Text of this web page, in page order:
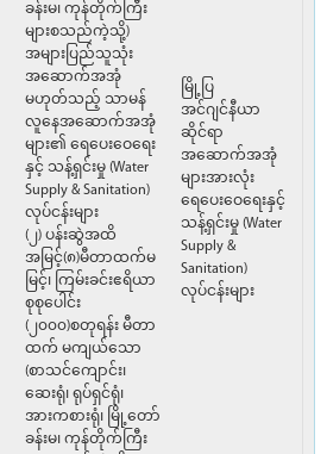
ခန်းမ၊ ကုန်တိုက်ကြီး
များစသည်ကဲ့သို့)
အများပြည်သူသုံး
အဆောက်အအုံ
မဟုတ်သည့် သာမန်
လူနေအဆောက်အအုံ
များ၏ ရေပေးဝေရေး
နှင့် သန့်ရှင်းမှု (Water
Supply & Sanitation)
လုပ်ငန်းများ
(၂) ပန်းဆွဲအထိ
အမြင့်(၈)မီတာထက်မ
မြင့်၊ ကြမ်းခင်းဧရိယာ
စုစုပေါင်း
(၂၀၀၀)စတုရန်း မီတာ
ထက် မကျယ်သော
(စာသင်ကျောင်း၊
ဆေးရုံ၊ ရုပ်ရှင်ရုံ၊
အားကစားရုံ၊ မြို့တော်
ခန်းမ၊ ကုန်တိုက်ကြီး
မြို့ပြ
အင်ဂျင်နီယာ
ဆိုင်ရာ
အဆောက်အအုံ
များအားလုံး
ရေပေးဝေရေးနှင့်
သန့်ရှင်းမှု (Water
Supply &
Sanitation)
လုပ်ငန်းများ